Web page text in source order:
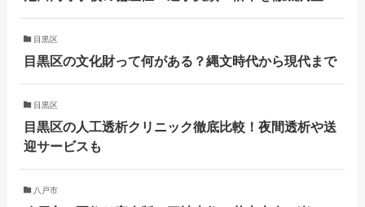
目黒区
目黒区の文化財って何がある？縄文時代から現代まで
目黒区
目黒区の人工透析クリニック徹底比較！夜間透析や送
迎サービスも
八戸市